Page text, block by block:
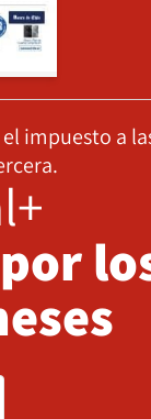
impuesto a